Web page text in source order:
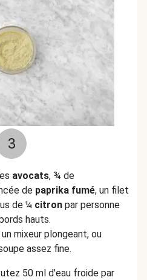
3
avocats, ¾ de
de paprika fumé, un filet
de ¼ citron par personne
hauts.
mixeur plongeant, ou
assez fine.
50 ml d'eau froide par